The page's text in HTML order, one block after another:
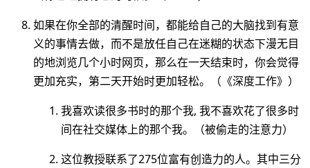
如果在你全部的清醒时间，都能给自己的大脑找到有意
义的事情去做，而不是放任自己在迷糊的状态下漫无目
的地浏览几个小时网页，那么在一天结束时，你会觉得
更加充实，第二天开始时更加轻松。（《深度工作》）
我喜欢读很多书时的那个我, 我不喜欢花了很多时
间在社交媒体上的那个我。（被偷走的注意力）
这位教授联系了275位富有创造力的人。其中三分